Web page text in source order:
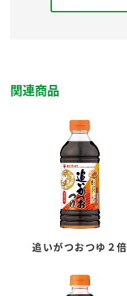
関連商品
追いがつおつゆ２倍